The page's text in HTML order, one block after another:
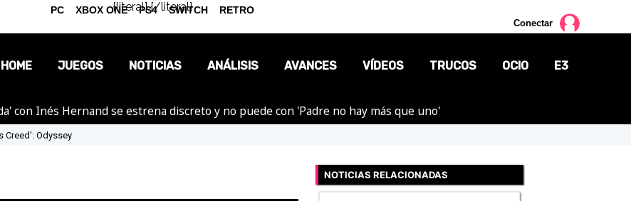
{literal}{/literal}
Conectar
HOME JUEGOS NOTICIAS
OPINIÓN
ANÁLISIS AVANCES VÍDEOS TRUCOS OCIO E3
con Inés Hernand se estrena discreto y no puede con 'Padre no hay más que uno'
Creed': Odyssey
NOTICIAS RELACIONADAS
PC XBOX ONE PS4 SWITCH RETRO